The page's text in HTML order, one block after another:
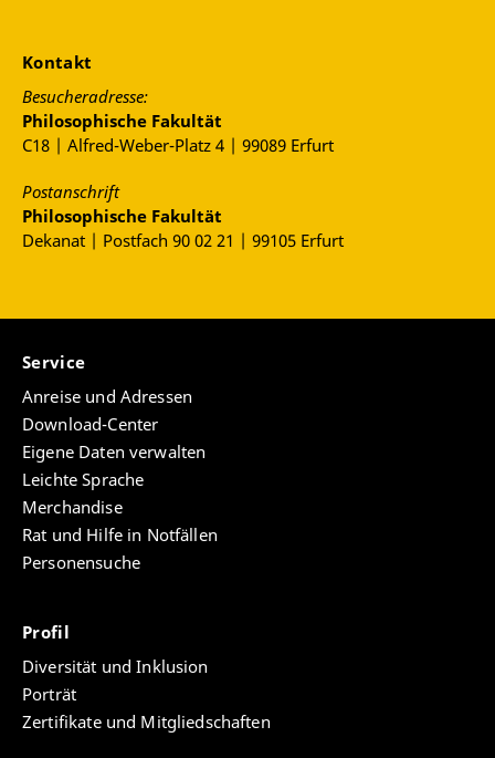
Kontakt
Besucheradresse:
Philosophische Fakultät
C18 | Alfred-Weber-Platz 4 | 99089 Erfurt
Postanschrift
Philosophische Fakultät
Dekanat | Postfach 90 02 21 | 99105 Erfurt
Service
Anreise und Adressen
Download-Center
Eigene Daten verwalten
Leichte Sprache
Merchandise
Rat und Hilfe in Notfällen
Personensuche
Profil
Diversität und Inklusion
Porträt
Zertifikate und Mitgliedschaften